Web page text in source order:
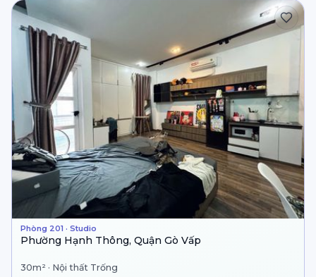
Phòng 201 · Studio
Phường Hạnh Thông, Quận Gò Vấp
30m² · Nội thất Trống